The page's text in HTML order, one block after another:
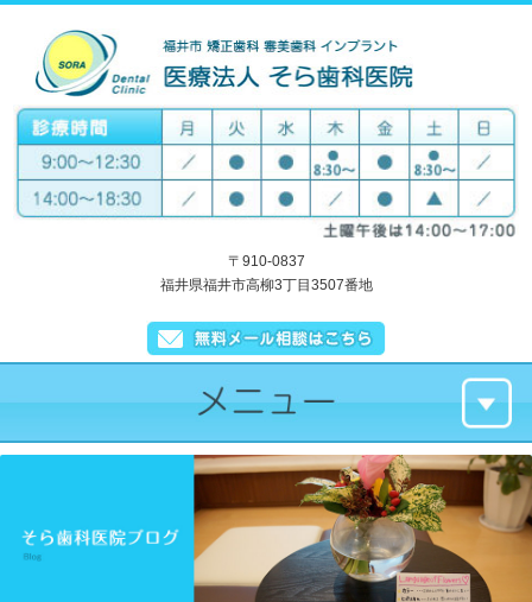
〒910-0837
福井県福井市高柳3丁目3507番地